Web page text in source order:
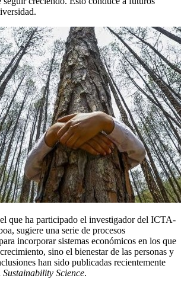
que ha participado el investigador del ICTA-
sugiere una serie de procesos
incorporar sistemas económicos en los que
sino el bienestar de las personas y
han sido publicadas recientemente
Sustainability Science.